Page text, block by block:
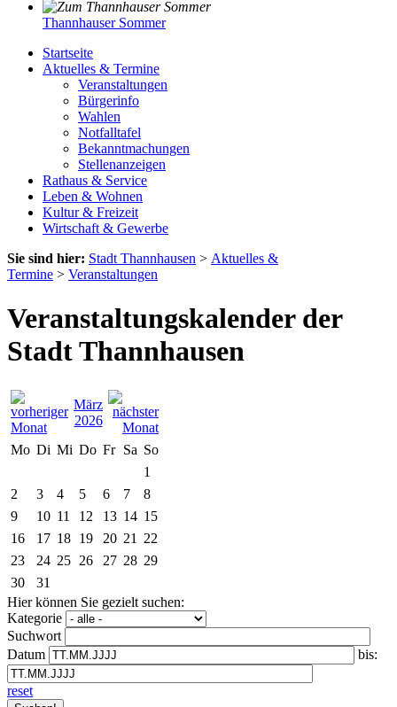
Thannhauser Sommer
Startseite
Aktuelles & Termine
Veranstaltungen
Bürgerinfo
Wahlen
Notfalltafel
Bekanntmachungen
Stellenanzeigen
Rathaus & Service
Leben & Wohnen
Kultur & Freizeit
Wirtschaft & Gewerbe
Sie sind hier: Stadt Thannhausen > Aktuelles &
Termine > Veranstaltungen
Veranstaltungskalender der
Stadt Thannhausen
März
2026
Mo Di Mi Do Fr Sa So
1
2
3 4 5 6 7
8
9
10 11 12 13 14 15
16
17 18 19 20 21
22
23
24 25 26 27 28 29
30
31
Hier können Sie gezielt suchen:
Kategorie
Suchwort
Datum
bis:
reset